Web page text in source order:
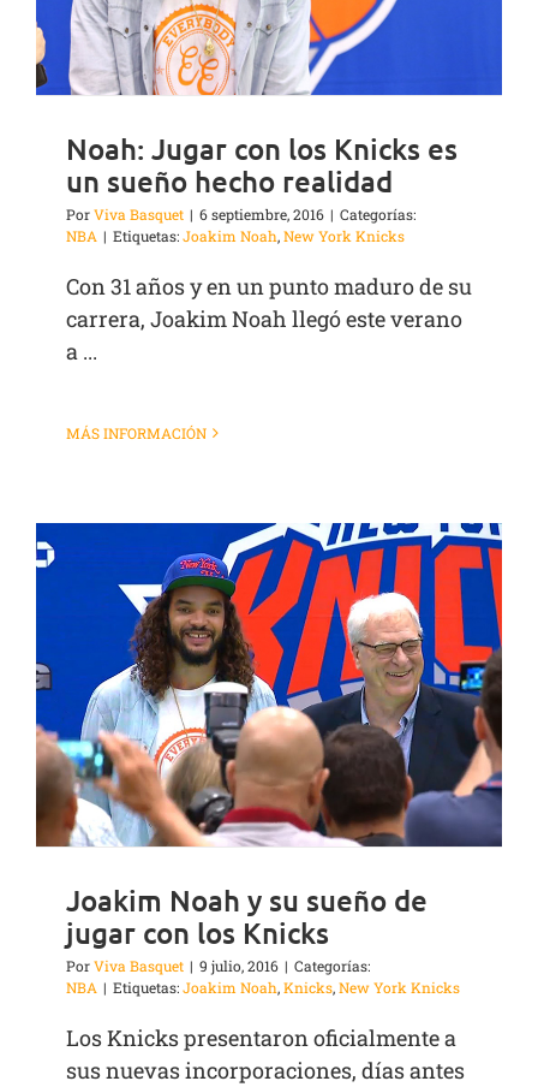
Noah: Jugar con los Knicks es
un sueño hecho realidad
PorViva Basquet | 6 septiembre, 2016 | Categorías:
NBA | Etiquetas:Joakim Noah,New York Knicks
Con 31 años y en un punto maduro de su
carrera, Joakim Noah llegó este verano
a ...
MÁS INFORMACIÓN
Joakim Noah y su sueño de
jugar con los Knicks
PorViva Basquet | 9 julio, 2016 | Categorías:
NBA | Etiquetas:Joakim Noah,Knicks,New York Knicks
Los Knicks presentaron oficialmente a
sus nuevas incorporaciones, días antes